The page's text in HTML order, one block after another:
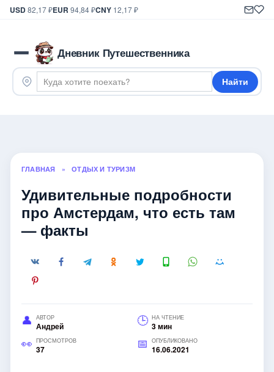
USD82,17 ₽EUR 94,84 ₽CNY 12,17 ₽
Дневник Путешественника
Найти
ГЛАВНАЯ » ОТДЫХ И ТУРИЗМ
Удивительные подробности
про Амстердам, что есть там
— факты
АВТОР
Андрей
НА ЧТЕНИЕ
3 мин
ПРОСМОТРОВ
37
ОПУБЛИКОВАНО
16.06.2021